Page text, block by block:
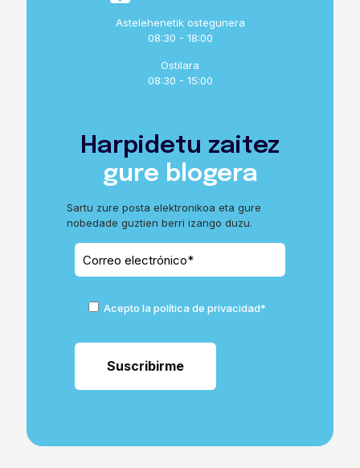
Astelehenetik ostegunera
08:30 - 18:00
Ostilara
08:30 - 15:00
Harpidetu zaitez
gure blogera
Sartu zure posta elektronikoa eta gure
nobedade guztien berri izango duzu.
Acepto la política de privacidad*